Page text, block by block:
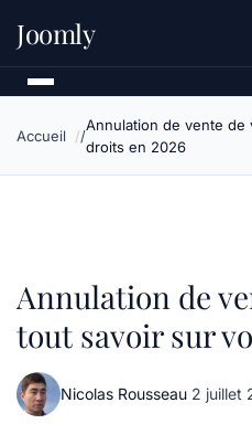
Joomly
Accueil
Annulation de vente
droits en 2026
Annulation de
tout savoir sur
Nicolas Rousseau·2 juillet